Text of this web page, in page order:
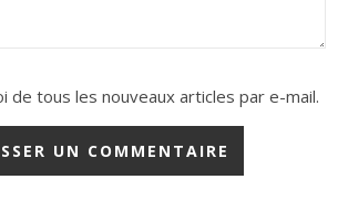
de tous les nouveaux articles par e-mail.